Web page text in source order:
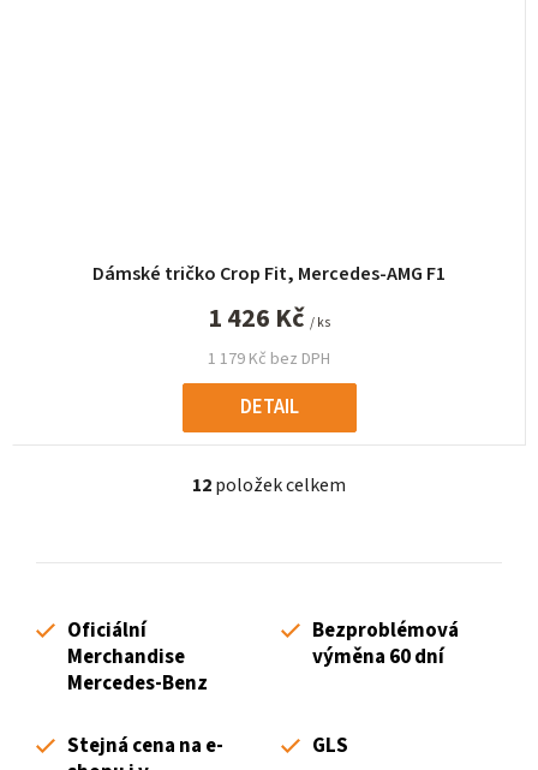
Dámské tričko Crop Fit, Mercedes-AMG F1
1 179 Kč bez DPH
1 426 Kč / ks
DETAIL
O
l
12položek celkem
Oficiální
Merchandise
Mercedes-Benz
Bezproblémová
výměna 60 dní
Stejná cena na e-
GLS